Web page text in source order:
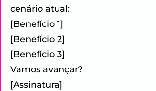
cenário atual:
[Benefício 1]
[Benefício 2]
[Benefício 3]
Vamos avançar?
[Assinatura]